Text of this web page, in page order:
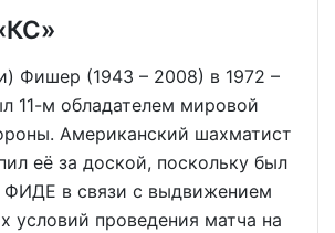
Фишер (1943 – 2008) в 1972 –
11-м обладателем мировой
Американский шахматист
её за доской, поскольку был
ФИДЕ в связи с выдвижением
условий проведения матча на